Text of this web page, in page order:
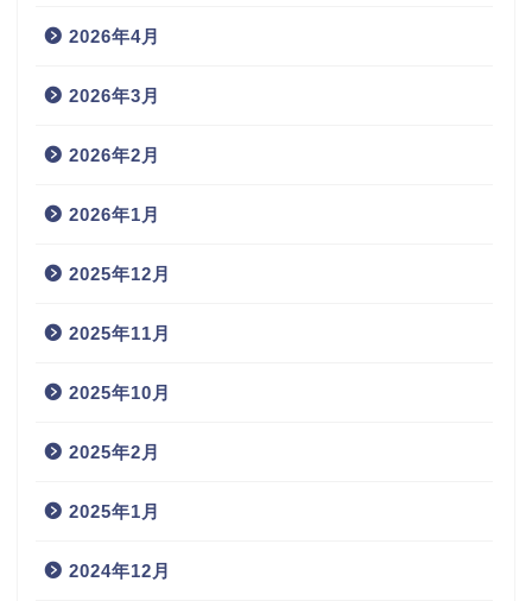
2026年4月
2026年3月
2026年2月
2026年1月
2025年12月
2025年11月
2025年10月
2025年2月
2025年1月
2024年12月